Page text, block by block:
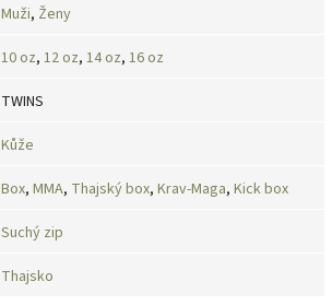
Muži, Ženy
10 oz, 12 oz, 14 oz, 16 oz
TWINS
Kůže
Box, MMA, Thajský box, Krav-Maga, Kick box
Suchý zip
Thajsko